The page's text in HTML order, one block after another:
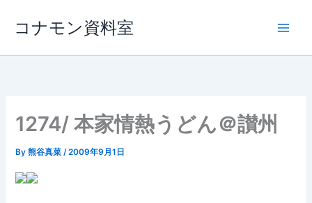
ス
コナモン資料室
1274/ 本家情熱うどん＠讃州
By熊谷真菜/2009年9月1日